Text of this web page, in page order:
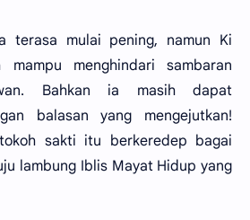
terasa mulai pening, namun Ki
menghindari sambaran
Bahkan ia masih dapat
balasan yang mengejutkan!
sakti itu berkeredep bagai
lambung Iblis Mayat Hidup yang